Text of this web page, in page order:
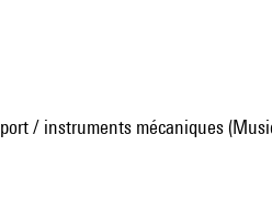
/ instruments mécaniques